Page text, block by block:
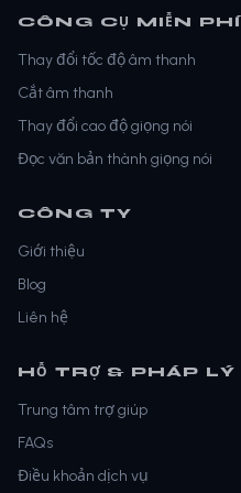
CÔNG CỤ MIỄN PHÍ
Thay đổi tốc độ âm thanh
Cắt âm thanh
Thay đổi cao độ giọng nói
Đọc văn bản thành giọng nói
CÔNG TY
Giới thiệu
Blog
Liên hệ
HỖ TRỢ & PHÁP LÝ
Trung tâm trợ giúp
FAQs
Điều khoản dịch vụ